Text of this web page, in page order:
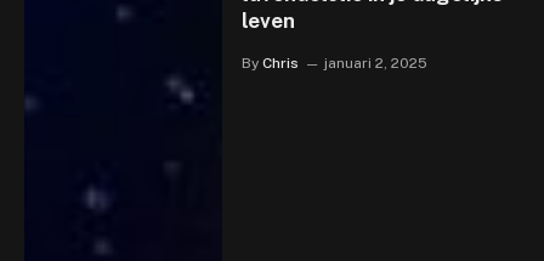
leven
By Chris januari 2, 2025